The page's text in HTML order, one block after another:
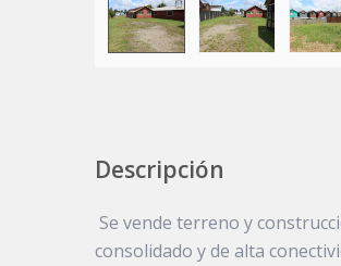
Descripción
Se vende terreno y
consolidado y de alta